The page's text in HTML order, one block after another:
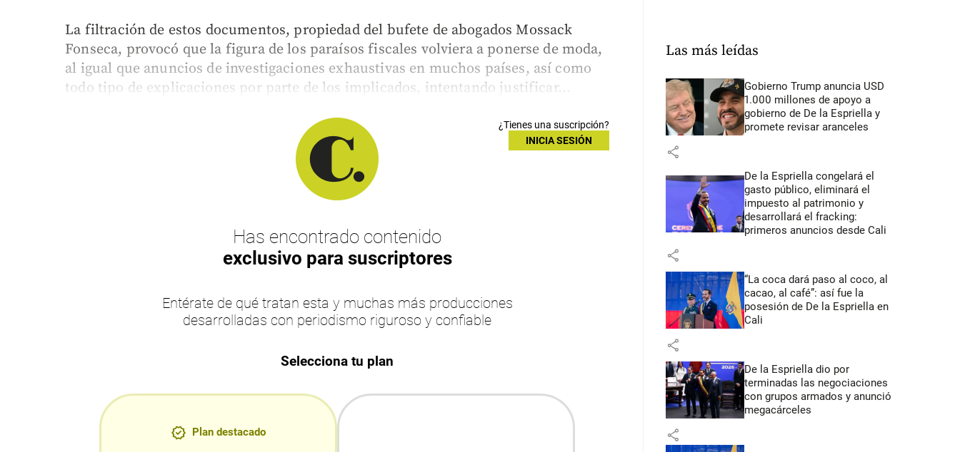
La filtración de estos documentos, propiedad del bufete de abogados Mossack
Fonseca, provocó que la figura de los paraísos fiscales volviera a ponerse de moda,
al igual que anuncios de investigaciones exhaustivas en muchos países, así como
todo tipo de explicaciones por parte de los implicados, intentando justificar...
¿Tienes una suscripción?
INICIA SESIÓN
Has encontrado contenido
exclusivo para suscriptores
Entérate de qué tratan esta y muchas más producciones
desarrolladas con periodismo riguroso y confiable
Selecciona tu plan
Plan destacado
Las más leídas
Gobierno Trump anuncia USD
1.000 millones de apoyo a
gobierno de De la Espriella y
promete revisar aranceles
share
De la Espriella congelará el
gasto público, eliminará el
impuesto al patrimonio y
desarrollará el fracking:
primeros anuncios desde Cali
share
“La coca dará paso al coco, al
cacao, al café”: así fue la
posesión de De la Espriella en
Cali
share
De la Espriella dio por
terminadas las negociaciones
con grupos armados y anunció
megacárceles
share